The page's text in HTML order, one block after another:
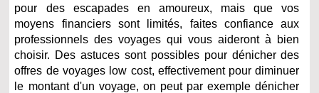
pour des escapades en amoureux, mais que vos
moyens financiers sont limités, faites confiance aux
professionnels des voyages qui vous aideront à bien
choisir. Des astuces sont possibles pour dénicher des
offres de voyages low cost, effectivement pour diminuer
le montant d'un voyage, on peut par exemple dénicher